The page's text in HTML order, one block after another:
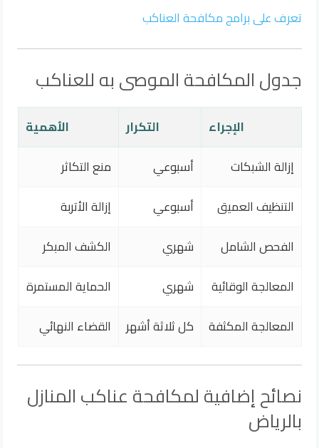
تعرف على برامج مكافحة العناكب
جدول المكافحة الموصى به للعناكب
الإجراء التكرار
الأهمية
إزالة الشبكات
أسبوعي
منع التكاثر
التنظيف العميق
أسبوعي
إزالة الأتربة
الفحص الشامل
شهري
الكشف المبكر
المعالجة الوقائية
شهري
الحماية المستمرة
المعالجة المكثفة
كل ثلاثة أشهر القضاء النهائي
نصائح إضافية لمكافحة عناكب المنازل
بالرياض